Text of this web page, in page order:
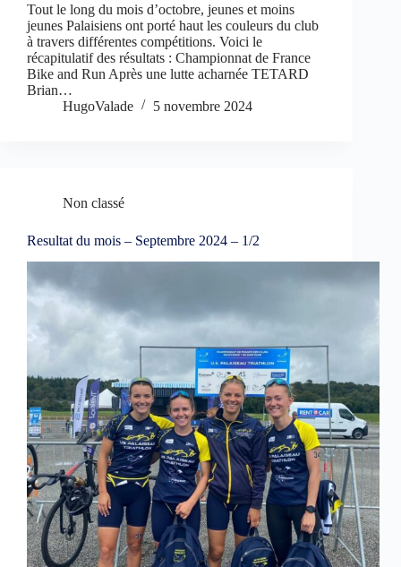
Tout le long du mois d’octobre, jeunes et moins
jeunes Palaisiens ont porté haut les couleurs du club
à travers différentes compétitions. Voici le
récapitulatif des résultats : Championnat de France
Bike and Run Après une lutte acharnée TETARD
Brian…
HugoValade
5 novembre 2024
Non classé
Resultat du mois – Septembre 2024 – 1/2